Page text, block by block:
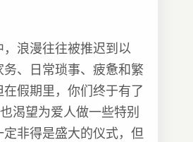
浪漫往往被推迟到以
务、日常琐事、疲惫和繁
假期里，你们终于有了
渴望为爱人做一些特别
定非得是盛大的仪式，但